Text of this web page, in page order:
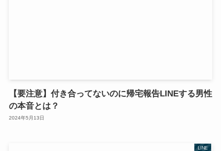
【要注意】付き合ってないのに帰宅報告LINEする男性
の本音とは？
2024年5月13日
LINE